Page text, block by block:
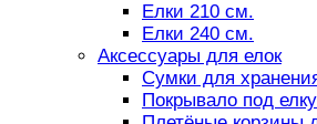
Елки 210 см.
Елки 240 см.
Аксессуары для елок
Сумки для
Покрывало под елку